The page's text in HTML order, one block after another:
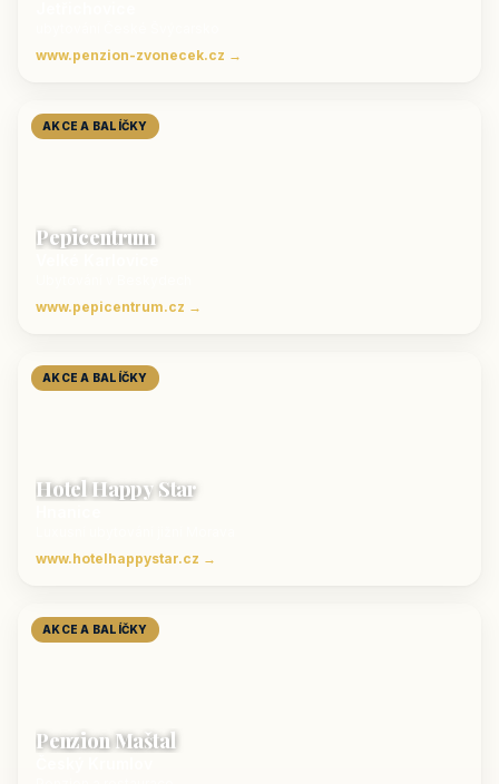
www.penzion-zvonecek.cz →
AKCE A BALÍČKY
Pepicentrum
www.pepicentrum.cz →
AKCE A BALÍČKY
Hotel Happy Star
www.hotelhappystar.cz →
AKCE A BALÍČKY
Penzion Maštal